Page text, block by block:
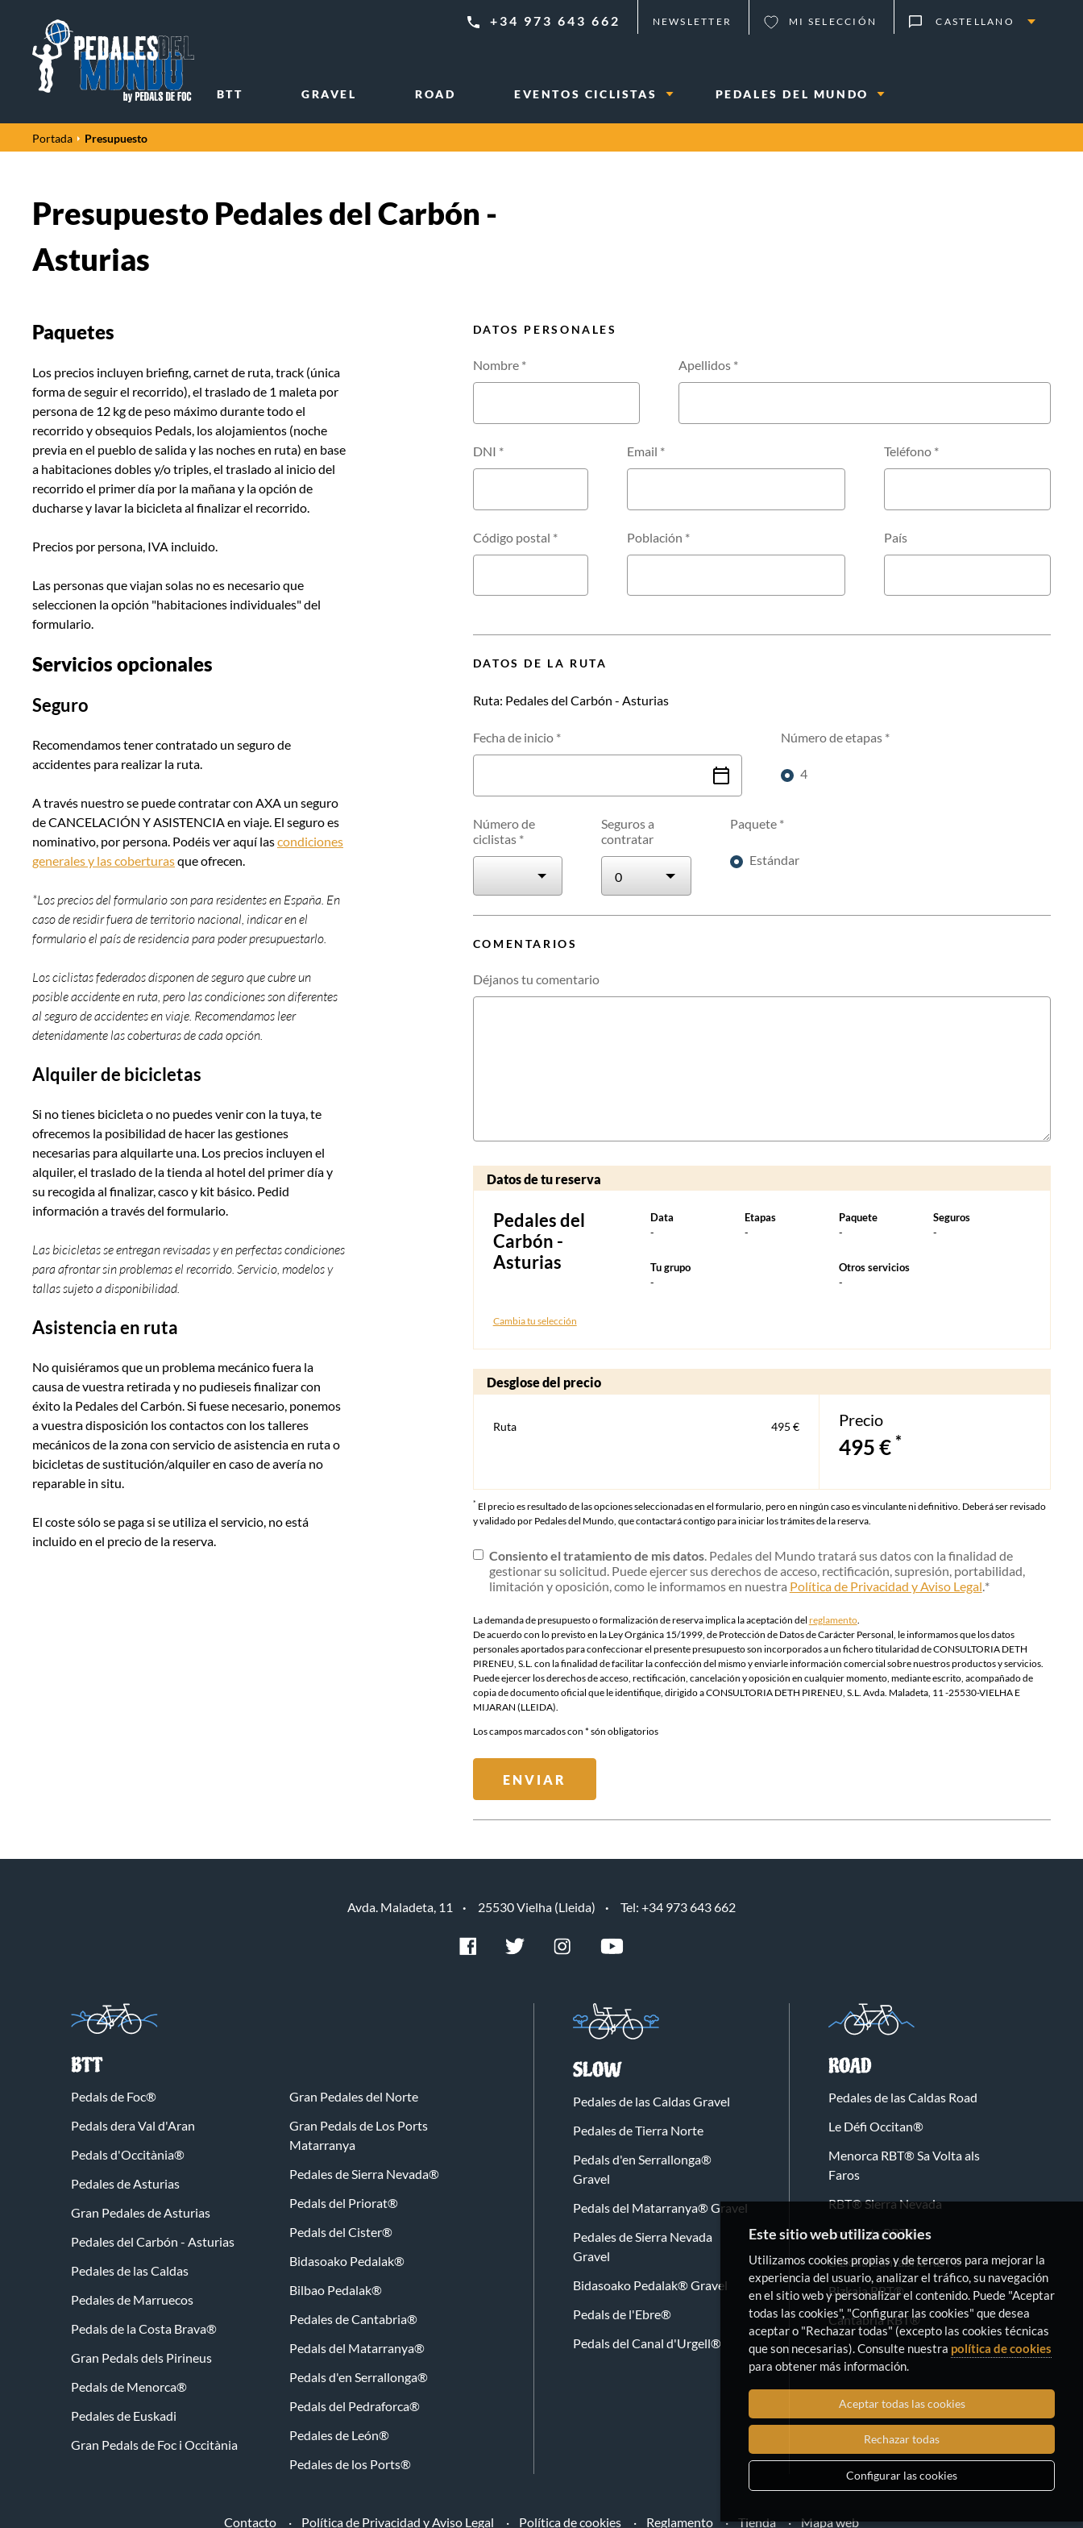
+34 973 643 662 NEWSLETTER MI SELECCIÓN CASTELLANO
BTT GRAVEL ROAD EVENTOS CICLISTAS PEDALES DEL MUNDO
Portada Presupuesto
Presupuesto Pedales del Carbón -
Asturias
Paquetes
Los precios incluyen briefing, carnet de ruta, track (única
forma de seguir el recorrido), el traslado de 1 maleta por
persona de 12 kg de peso máximo durante todo el
recorrido y obsequios Pedals, los alojamientos (noche
previa en el pueblo de salida y las noches en ruta) en base
a habitaciones dobles y/o triples, el traslado al inicio del
recorrido el primer día por la mañana y la opción de
ducharse y lavar la bicicleta al finalizar el recorrido.
Precios por persona, IVA incluido.
Las personas que viajan solas no es necesario que
seleccionen la opción "habitaciones individuales" del
formulario.
Servicios opcionales
Seguro
Recomendamos tener contratado un seguro de
accidentes para realizar la ruta.
A través nuestro se puede contratar con AXA un seguro
de CANCELACIÓN Y ASISTENCIA en viaje. El seguro es
nominativo, por persona. Podéis ver aquí lascondiciones
generales y las coberturasque ofrecen.
*Los precios del formulario son para residentes en España. En
caso de residir fuera de territorio nacional, indicar en el
formulario el país de residencia para poder presupuestarlo.
Los ciclistas federados disponen de seguro que cubre un
posible accidente en ruta, pero las condiciones son diferentes
al seguro de accidentes en viaje. Recomendamos leer
detenidamente las coberturas de cada opción.
Alquiler de bicicletas
Si no tienes bicicleta o no puedes venir con la tuya, te
ofrecemos la posibilidad de hacer las gestiones
necesarias para alquilarte una. Los precios incluyen el
alquiler, el traslado de la tienda al hotel del primer día y
su recogida al finalizar, casco y kit básico. Pedid
información a través del formulario.
Las bicicletas se entregan revisadas y en perfectas condiciones
para afrontar sin problemas el recorrido. Servicio, modelos y
tallas sujeto a disponibilidad.
Asistencia en ruta
No quisiéramos que un problema mecánico fuera la
causa de vuestra retirada y no pudieseis finalizar con
éxito la Pedales del Carbón. Si fuese necesario, ponemos
a vuestra disposición los contactos con los talleres
mecánicos de la zona con servicio de asistencia en ruta o
bicicletas de sustitución/alquiler en caso de avería no
reparable in situ.
El coste sólo se paga si se utiliza el servicio, no está
incluido en el precio de la reserva.
DATOS PERSONALES
Nombre * Apellidos *
DNI * Email * Teléfono *
Código postal * Población * País
DATOS DE LA RUTA
Ruta: Pedales del Carbón - Asturias
Fecha de inicio * Número de etapas *
4
Número de
ciclistas *
Seguros a
contratar
Paquete *
Estándar
COMENTARIOS
Déjanos tu comentario
Datos de tu reserva
Pedales del
Carbón -
Asturias
Data
-
Etapas
-
Paquete
-
Seguros
-
Tu grupo
-
Otros servicios
-
Cambia tu selección
Desglose del precio
Ruta 495 € Precio
495 € *
* El precio es resultado de las opciones seleccionadas en el formulario, pero en ningún caso es vinculante ni definitivo. Deberá ser revisado
y validado por Pedales del Mundo, que contactará contigo para iniciar los trámites de la reserva.
Consiento el tratamiento de mis datos. Pedales del Mundo tratará sus datos con la finalidad de
gestionar su solicitud. Puede ejercer sus derechos de acceso, rectificación, supresión, portabilidad,
limitación y oposición, como le informamos en nuestra Política de Privacidad y Aviso Legal *
La demanda de presupuesto o formalización de reserva implica la aceptación del reglamento.
De acuerdo con lo previsto en la Ley Orgánica 15/1999, de Protección de Datos de Carácter Personal, le informamos que los datos
personales aportados para confeccionar el presente presupuesto son incorporados a un fichero titularidad de CONSULTORIA DETH
PIRENEU, S.L. con la finalidad de facilitar la confección del mismo y enviarle información comercial sobre nuestros productos y servicios.
Puede ejercer los derechos de acceso, rectificación, cancelación y oposición en cualquier momento, mediante escrito, acompañado de
copia de documento oficial que le identifique, dirigido a CONSULTORIA DETH PIRENEU, S.L. Avda. Maladeta, 11 -25530-VIELHA E
MIJARAN (LLEIDA).
Los campos marcados con * són obligatorios
ENVIAR
Avda. Maladeta, 11 25530 Vielha (Lleida) Tel: +34 973 643 662
BTT
Pedals de Foc®
Pedals dera Val d'Aran
Pedals d'Occitània®
Pedales de Asturias
Gran Pedales de Asturias
Pedales del Carbón - Asturias
Pedales de las Caldas
Pedales de Marruecos
Pedals de la Costa Brava®
Gran Pedals dels Pirineus
Pedals de Menorca®
Pedales de Euskadi
Gran Pedals de Foc i Occitània
Gran Pedales del Norte
Gran Pedals de Los Ports
Matarranya
Pedales de Sierra Nevada®
Pedals del Priorat®
Pedals del Cister®
Bidasoako Pedalak®
Bilbao Pedalak®
Pedales de Cantabria®
Pedals del Matarranya®
Pedals d'en Serrallonga®
Pedals del Pedraforca®
Pedales de León®
Pedales de los Ports®
SLOW
Pedales de las Caldas Gravel
Pedales de Tierra Norte
Pedals d'en Serrallonga®
Gravel
Pedals del Matarranya® Gravel
Pedales de Sierra Nevada
Gravel
Bidasoako Pedalak® Gravel
Pedals de l'Ebre®
Pedals del Canal d'Urgell®
ROAD
Pedales de las Caldas Road
Le Défi Occitan®
Menorca RBT® Sa Volta als
Faros
RBT® Sierra Nevada
Los Ports RBT®
Bizkaia Cantabria RBT®
Bizkaia RBT®
Cantabria RBT®
Contacto Política de Privacidad y Aviso Legal Política de cookies Reglamento Tienda Mapa web
Este sitio web utiliza cookies
Utilizamos cookies propias y de terceros para mejorar la
experiencia del usuario, analizar el tráfico, su navegación
en el sitio web y personalizar el contenido. Puede "Aceptar
todas las cookies", "Configurar las cookies" que desea
aceptar o "Rechazar todas" (excepto las cookies técnicas
que son necesarias). Consulte nuestra política de cookies
para obtener más información.
Aceptar todas las cookies
Rechazar todas
Configurar las cookies